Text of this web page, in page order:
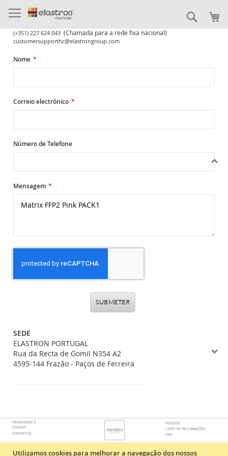
Utilizamos cookies para melhorar a navegação dos nossos
para
Conteúdo
(+351) 227 624 043(Chamada para a rede fixa nacional)
customersupporthc@elastrongroup.com
Nome
Correio electrónico
Número de Telefone
Mensagem
SUBMETER
SEDE
ELASTRON PORTUGAL
Rua da Recta de Gomil N354 A2
4595-144 Frazão - Paços de Ferreira
PRIVACIDADE E
COOKIES
CONTACTOS
PEDIDOS
LIVRO DE RECLAMAÇÕES
FAQ